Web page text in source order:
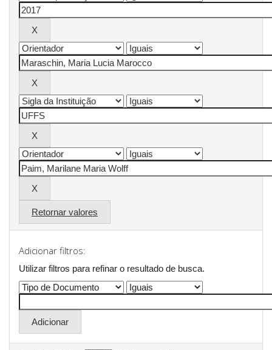
Retornar valores
Adicionar filtros:
Utilizar filtros para refinar o resultado de busca.